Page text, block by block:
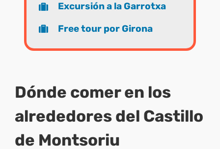
Excursión a la Garrotxa
Free tour por Girona
Dónde comer en los
alrededores del Castillo
de Montsoriu